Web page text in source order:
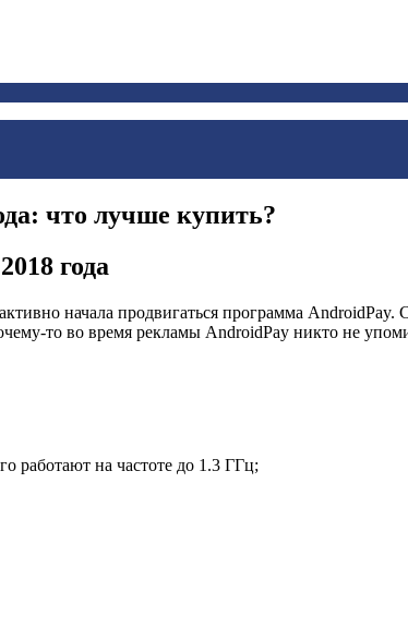
что лучше купить?
года
начала продвигаться программа
то во время рекламы AndroidPay никто не
работают на частоте до 1.3 ГГц;